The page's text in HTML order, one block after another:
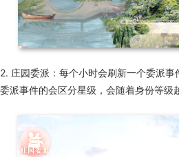
2. 庄园委派：每个小时会刷新一个委派事
委派事件的会区分星级，会随着身份等级